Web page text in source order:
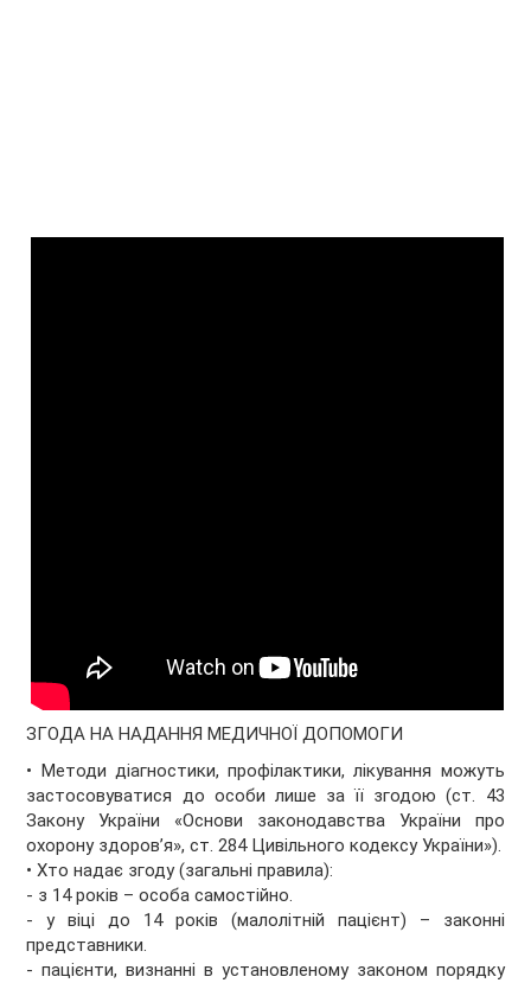
ЗГОДА НА НАДАННЯ МЕДИЧНОЇ ДОПОМОГИ
• Методи діагностики, профілактики, лікування можуть
застосовуватися до особи лише за її згодою (ст. 43
Закону України «Основи законодавства України про
охорону здоров’я», ст. 284 Цивільного кодексу України»).
• Хто надає згоду (загальні правила):
- з 14 років – особа самостійно.
- у віці до 14 років (малолітній пацієнт) – законні
представники.
- пацієнти, визнанні в установленому законом порядку